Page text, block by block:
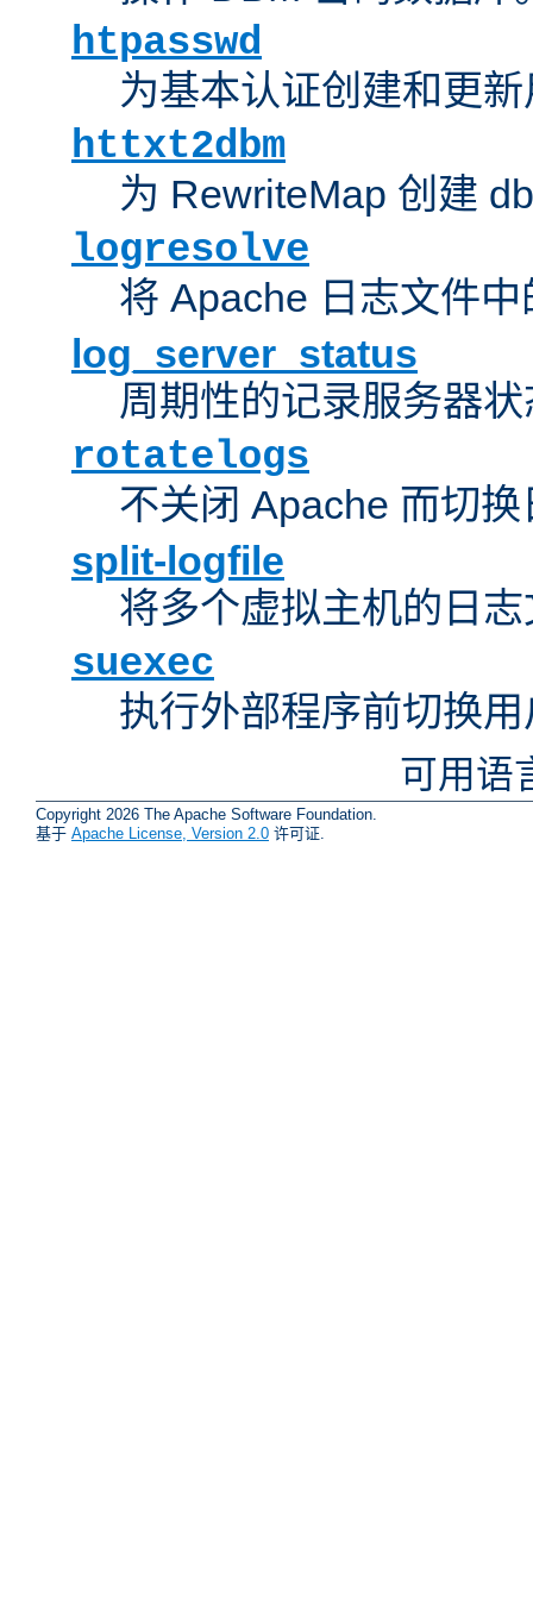
htpasswd
为基本认证创建和更
httxt2dbm
为 RewriteMap 创建
logresolve
将 Apache 日志文件
log_server_status
周期性的记录服务器
rotatelogs
不关闭 Apache 而切
split-logfile
将多个虚拟主机的日
suexec
执行外部程序前切换
可用语
Copyright 2026 The Apache Software Foundation.
基于 Apache License, Version 2.0 许可证.